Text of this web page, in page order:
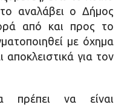
αναλάβει ο Δήμος
από και προς το
με όχημα
αποκλειστικά για τον
πρέπει να είναι